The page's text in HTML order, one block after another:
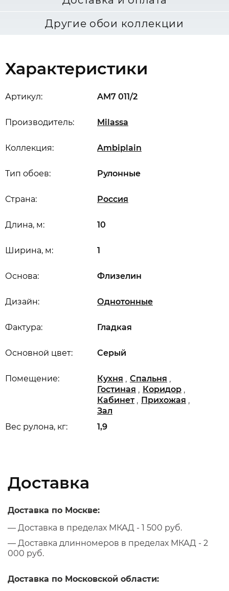
Другие обои коллекции
Характеристики
Артикул: AM7 011/2
Производитель: Milassa
Коллекция: Ambiplain
Длина, м: 10
Ширина, м: 1
Вес рулона, кг: 1,9
Основной цвет: Серый
Дизайн: Однотонные
Основа: Флизелин
Помещение: Кухня , Спальня ,
Гостиная , Коридор ,
Кабинет , Прихожая ,
Зал
Страна: Россия
Тип обоев: Рулонные
Фактура: Гладкая
Доставка
Доставка по Москве:
— Доставка в пределах МКАД - 1 500 руб.
— Доставка длинномеров в пределах МКАД - 2
000 руб.
Доставка по Московской области: